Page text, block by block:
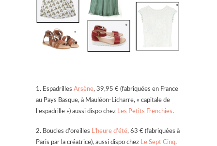
1. Espadrilles Arsène, 39,95 € (fabriquées en France
au Pays Basque, à Mauléon-Licharre, « capitale de
l’espadrille ») aussi dispo chez Les Petits Frenchies.
2. Boucles d’oreilles L’heure d’été, 63 € (fabriquées à
Paris par la créatrice), aussi dispo chez Le Sept Cinq.